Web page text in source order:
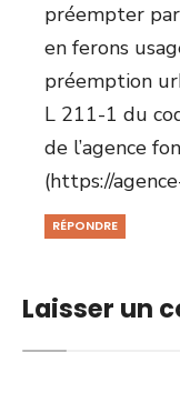
préempter
en ferons
préemption
L 211-1 du
de l’agence
(https://
RÉPONDRE
Laisser un